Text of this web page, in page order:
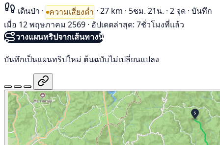
เดินป่า · ความเสี่ยงต่ำ · 27 km · 5ชม. 21น. · 2 จุด · บันทึก
เมื่อ 12 พฤษภาคม 2569 · อัปเดตล่าสุด: 7ชั่วโมงที่แล้ว
วางแผนทริปจากเส้นทางนี้
บันทึกเป็นแผนทริปใหม่ ต้นฉบับไม่เปลี่ยนแปลง